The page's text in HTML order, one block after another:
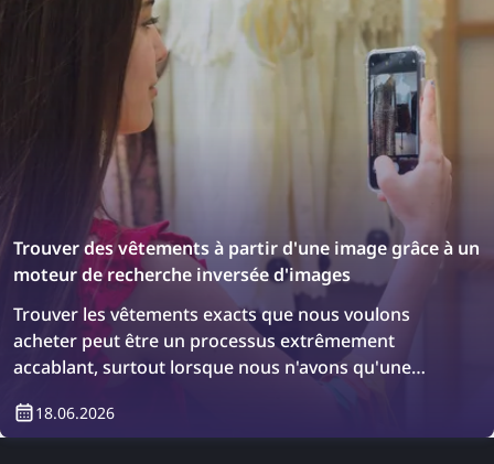
Trouver des vêtements à partir d'une image grâce à un
moteur de recherche inversée d'images
Trouver les vêtements exacts que nous voulons
acheter peut être un processus extrêmement
accablant, surtout lorsque nous n'avons qu'une
les moteurs de recherche d'images inversées !
18.06.2026